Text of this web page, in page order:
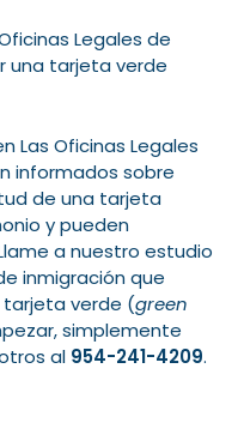
Legales de
una tarjeta verde
Las Oficinas Legales
informados sobre
de una tarjeta
y pueden
a nuestro estudio
inmigración que
verde (green
simplemente
al 954-241-4209.